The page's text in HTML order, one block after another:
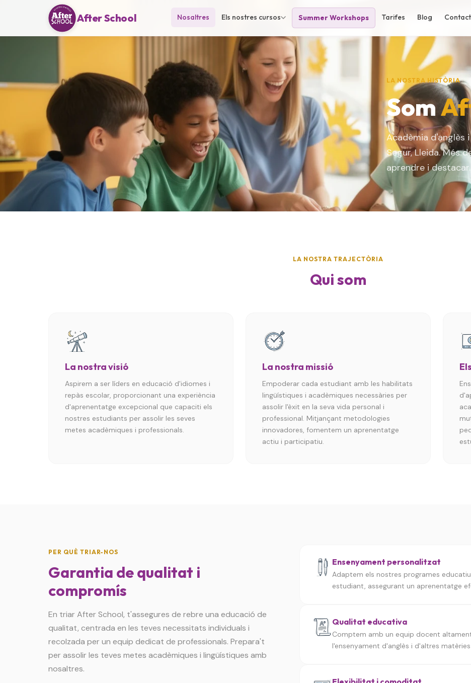
After School Nosaltres Els nostres cursos Summer Workshops Tarifes Blog
LA NOSTRA HISTÒRIA
Som
Acadèmia d'anglès
Segur, Lleida. Més
aprendre i destacar.
LA NOSTRA TRAJECTÒRIA
Qui som
La nostra visió
Aspirem a ser líders en educació d'idiomes i
repàs escolar, proporcionant una experiència
d'aprenentatge excepcional que capaciti els
nostres estudiants per assolir les seves
metes acadèmiques i professionals.
La nostra missió
Empoderar cada estudiant amb les habilitats
lingüístiques i acadèmiques necessàries per
assolir l'èxit en la seva vida personal i
professional. Mitjançant metodologies
innovadores, fomentem un aprenentatge
actiu i participatiu.
PER QUÈ TRIAR-NOS
Garantia de qualitat i
compromís
En triar After School, t'assegures de rebre una educació de
qualitat, centrada en les teves necessitats individuals i
recolzada per un equip dedicat de professionals. Prepara't
per assolir les teves metes acadèmiques i lingüístiques amb
nosaltres.
Ensenyament personalitzat
Adaptem els nostres programes
estudiant, assegurant un aprenentatge
Qualitat educativa
Comptem amb un equip docent
l'ensenyament d'anglès i d'altres